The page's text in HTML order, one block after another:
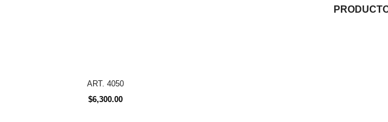
ART. 4050
$6,300.00